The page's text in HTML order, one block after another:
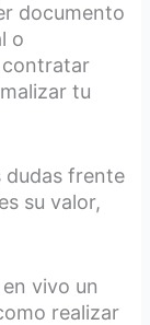
documento
o
contratar
tu
dudas frente
su valor,
vivo un
realizar